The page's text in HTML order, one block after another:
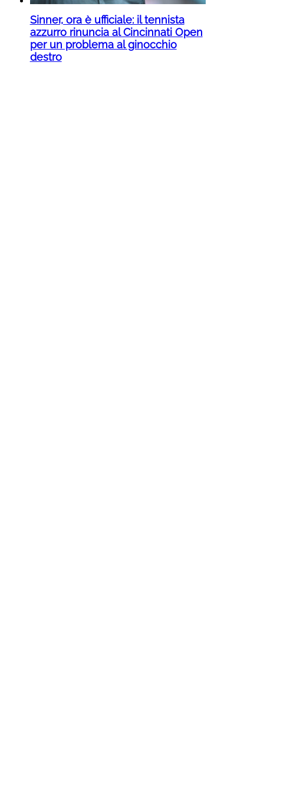
Sinner, ora è ufficiale: il tennista
azzurro rinuncia al Cincinnati Open
per un problema al ginocchio
destro